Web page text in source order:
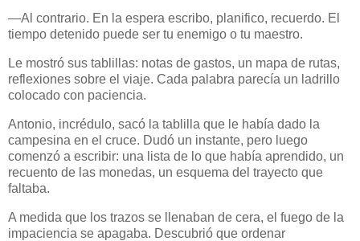
—Al contrario. En la espera escribo, planifico, recuerdo. El
tiempo detenido puede ser tu enemigo o tu maestro.
Le mostró sus tablillas: notas de gastos, un mapa de rutas,
reflexiones sobre el viaje. Cada palabra parecía un ladrillo
colocado con paciencia.
Antonio, incrédulo, sacó la tablilla que le había dado la
campesina en el cruce. Dudó un instante, pero luego
comenzó a escribir: una lista de lo que había aprendido, un
recuento de las monedas, un esquema del trayecto que
faltaba.
A medida que los trazos se llenaban de cera, el fuego de la
impaciencia se apagaba. Descubrió que ordenar